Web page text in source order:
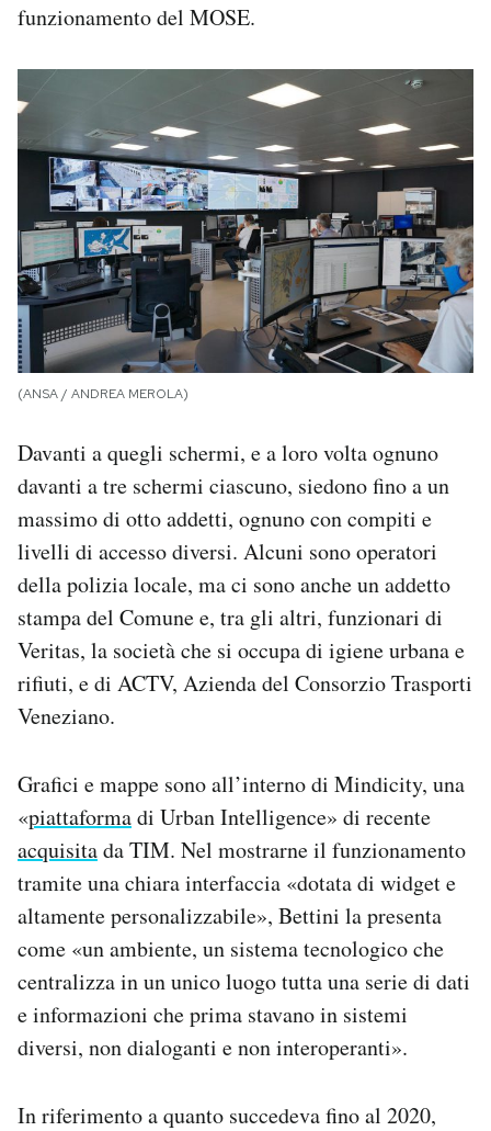
funzionamento del MOSE.
(ANSA / ANDREA MEROLA)
Davanti a quegli schermi, e a loro volta ognuno
davanti a tre schermi ciascuno, siedono fino a un
massimo di otto addetti, ognuno con compiti e
livelli di accesso diversi. Alcuni sono operatori
della polizia locale, ma ci sono anche un addetto
stampa del Comune e, tra gli altri, funzionari di
Veritas, la società che si occupa di igiene urbana e
rifiuti, e di ACTV, Azienda del Consorzio Trasporti
Veneziano.
Grafici e mappe sono all’interno di Mindicity, una
«piattaformadi Urban Intelligence» di recente
acquisitada TIM. Nel mostrarne il funzionamento
tramite una chiara interfaccia «dotata di widget e
altamente personalizzabile», Bettini la presenta
come «unambiente, un sistema tecnologico che
centralizza in un unico luogo tutta una serie di dati
e informazioni che prima stavano in sistemi
diversi, non dialoganti e non interoperanti».
In riferimento a quanto succedeva fino al 2020,